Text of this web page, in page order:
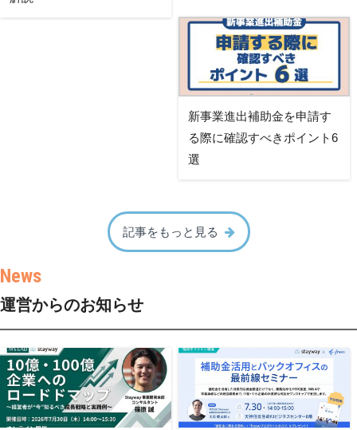
新事業進出補助金を申請す
る際に確認すべきポイント6
選
記事をもっと見る
運営からのお知らせ